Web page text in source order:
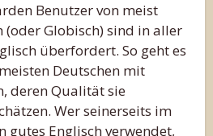
Benutzer von meist
(oder Globisch) sind in aller
überfordert. So geht es
Deutschen mit
deren Qualität sie
Wer seinerseits im
gutes Englisch verwendet,